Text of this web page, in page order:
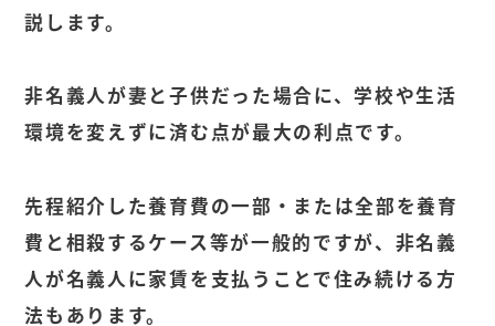
説します。
非名義人が妻と子供だった場合に、学校や生活
環境を変えずに済む点が最大の利点です。
先程紹介した養育費の一部・または全部を養育
費と相殺するケース等が一般的ですが、非名義
人が名義人に家賃を支払うことで住み続ける方
法もあります。